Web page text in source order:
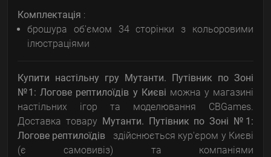
Комплектація :
брошура об'ємом 34 сторінки з кольоровими
ілюстраціями
Купити настільну гру Мутанти. Путівник по Зоні
№1: Логове рептилоїдів у Києві можна у магазині
настільних ігор та моделювання CBGames.
Доставка товару Мутанти. Путівник по Зоні №1:
Логове рептилоїдів
здійснюється кур'єром у Києві
(є самовивіз) та компаніями